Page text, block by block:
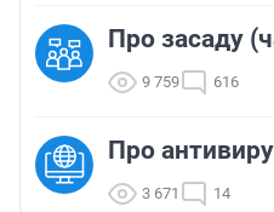
Про засаду
9 759 616
Про
3 671 14